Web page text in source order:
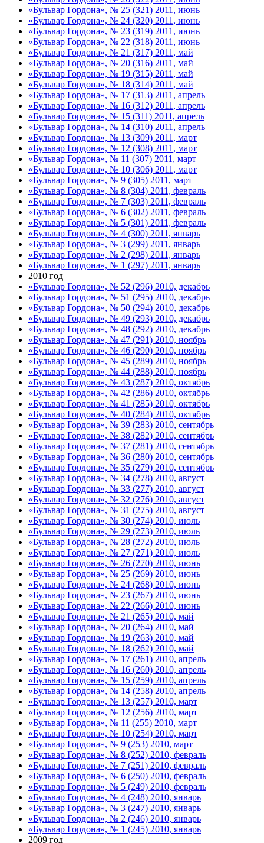
«Бульвар Гордона», № 25 (321) 2011, июнь
«Бульвар Гордона», № 24 (320) 2011, июнь
«Бульвар Гордона», № 23 (319) 2011, июнь
«Бульвар Гордона», № 22 (318) 2011, июнь
«Бульвар Гордона», № 21 (317) 2011, май
«Бульвар Гордона», № 20 (316) 2011, май
«Бульвар Гордона», № 19 (315) 2011, май
«Бульвар Гордона», № 18 (314) 2011, май
«Бульвар Гордона», № 17 (313) 2011, апрель
«Бульвар Гордона», № 16 (312) 2011, апрель
«Бульвар Гордона», № 15 (311) 2011, апрель
«Бульвар Гордона», № 14 (310) 2011, апрель
«Бульвар Гордона», № 13 (309) 2011, март
«Бульвар Гордона», № 12 (308) 2011, март
«Бульвар Гордона», № 11 (307) 2011, март
«Бульвар Гордона», № 10 (306) 2011, март
«Бульвар Гордона», № 9 (305) 2011, март
«Бульвар Гордона», № 8 (304) 2011, февраль
«Бульвар Гордона», № 7 (303) 2011, февраль
«Бульвар Гордона», № 6 (302) 2011, февраль
«Бульвар Гордона», № 5 (301) 2011, февраль
«Бульвар Гордона», № 4 (300) 2011, январь
«Бульвар Гордона», № 3 (299) 2011, январь
«Бульвар Гордона», № 2 (298) 2011, январь
«Бульвар Гордона», № 1 (297) 2011, январь
2010 год
«Бульвар Гордона», № 52 (296) 2010, декабрь
«Бульвар Гордона», № 51 (295) 2010, декабрь
«Бульвар Гордона», № 50 (294) 2010, декабрь
«Бульвар Гордона», № 49 (293) 2010, декабрь
«Бульвар Гордона», № 48 (292) 2010, декабрь
«Бульвар Гордона», № 47 (291) 2010, ноябрь
«Бульвар Гордона», № 46 (290) 2010, ноябрь
«Бульвар Гордона», № 45 (289) 2010, ноябрь
«Бульвар Гордона», № 44 (288) 2010, ноябрь
«Бульвар Гордона», № 43 (287) 2010, октябрь
«Бульвар Гордона», № 42 (286) 2010, октябрь
«Бульвар Гордона», № 41 (285) 2010, октябрь
«Бульвар Гордона», № 40 (284) 2010, октябрь
«Бульвар Гордона», № 39 (283) 2010, сентябрь
«Бульвар Гордона», № 38 (282) 2010, сентябрь
«Бульвар Гордона», № 37 (281) 2010, сентябрь
«Бульвар Гордона», № 36 (280) 2010, сентябрь
«Бульвар Гордона», № 35 (279) 2010, сентябрь
«Бульвар Гордона», № 34 (278) 2010, август
«Бульвар Гордона», № 33 (277) 2010, август
«Бульвар Гордона», № 32 (276) 2010, август
«Бульвар Гордона», № 31 (275) 2010, август
«Бульвар Гордона», № 30 (274) 2010, июль
«Бульвар Гордона», № 29 (273) 2010, июль
«Бульвар Гордона», № 28 (272) 2010, июль
«Бульвар Гордона», № 27 (271) 2010, июль
«Бульвар Гордона», № 26 (270) 2010, июнь
«Бульвар Гордона», № 25 (269) 2010, июнь
«Бульвар Гордона», № 24 (268) 2010, июнь
«Бульвар Гордона», № 23 (267) 2010, июнь
«Бульвар Гордона», № 22 (266) 2010, июнь
«Бульвар Гордона», № 21 (265) 2010, май
«Бульвар Гордона», № 20 (264) 2010, май
«Бульвар Гордона», № 19 (263) 2010, май
«Бульвар Гордона», № 18 (262) 2010, май
«Бульвар Гордона», № 17 (261) 2010, апрель
«Бульвар Гордона», № 16 (260) 2010, апрель
«Бульвар Гордона», № 15 (259) 2010, апрель
«Бульвар Гордона», № 14 (258) 2010, апрель
«Бульвар Гордона», № 13 (257) 2010, март
«Бульвар Гордона», № 12 (256) 2010, март
«Бульвар Гордона», № 11 (255) 2010, март
«Бульвар Гордона», № 10 (254) 2010, март
«Бульвар Гордона», № 9 (253) 2010, март
«Бульвар Гордона», № 8 (252) 2010, февраль
«Бульвар Гордона», № 7 (251) 2010, февраль
«Бульвар Гордона», № 6 (250) 2010, февраль
«Бульвар Гордона», № 5 (249) 2010, февраль
«Бульвар Гордона», № 4 (248) 2010, январь
«Бульвар Гордона», № 3 (247) 2010, январь
«Бульвар Гордона», № 2 (246) 2010, январь
«Бульвар Гордона», № 1 (245) 2010, январь
2009 год